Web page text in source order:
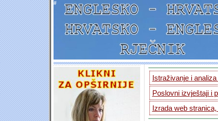
#
Istraživanje i
Poslovni izvještaji i
Izrada web